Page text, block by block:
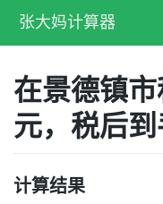
张大妈计算器
在景德镇
元，税后到
计算结果